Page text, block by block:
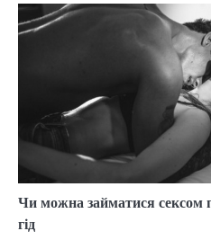
Чи можна займатися сексом
гід